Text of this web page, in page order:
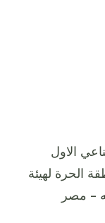
الصناعي الاول
الحرة لهيئة
- مصر